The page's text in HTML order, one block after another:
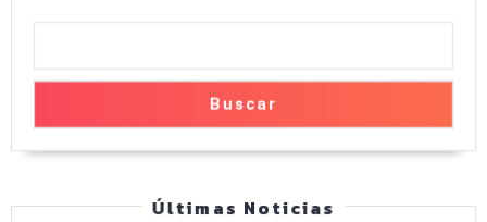
y
más
Buscar
Últimas Noticias